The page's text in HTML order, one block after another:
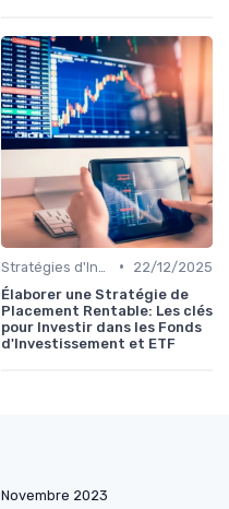
•
22/12/2025
Élaborer une Stratégie de
Placement Rentable: Les clés
pour Investir dans les Fonds
d'Investissement et ETF
Novembre 2023